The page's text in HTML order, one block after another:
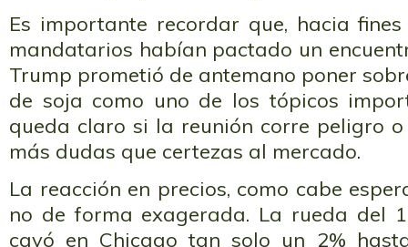
Es importante recordar que, hacia
mandatarios habían pactado un
Trump prometió de antemano poner
de soja como uno de los tópicos
queda claro si la reunión corre peligro
más dudas que certezas al mercado.
La reacción en precios, como cabe
no de forma exagerada. La rueda del
cayó en Chicago tan solo un 2%